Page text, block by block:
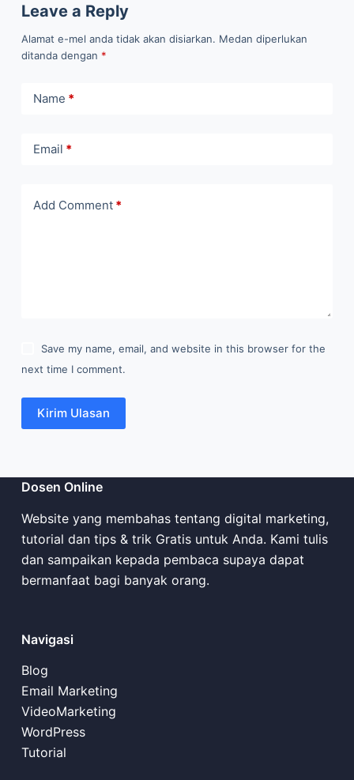
Leave a Reply
Alamat e-mel anda tidak akan disiarkan. Medan diperlukan
ditanda dengan *
Name *
Email *
Add Comment*
Save my name, email, and website in this browser for the
next time I comment.
Kirim Ulasan
Dosen Online
Website yang membahas tentang digital marketing,
tutorial dan tips & trik Gratis untuk Anda. Kami tulis
dan sampaikan kepada pembaca supaya dapat
bermanfaat bagi banyak orang.
Navigasi
Blog
Email Marketing
VideoMarketing
WordPress
Tutorial